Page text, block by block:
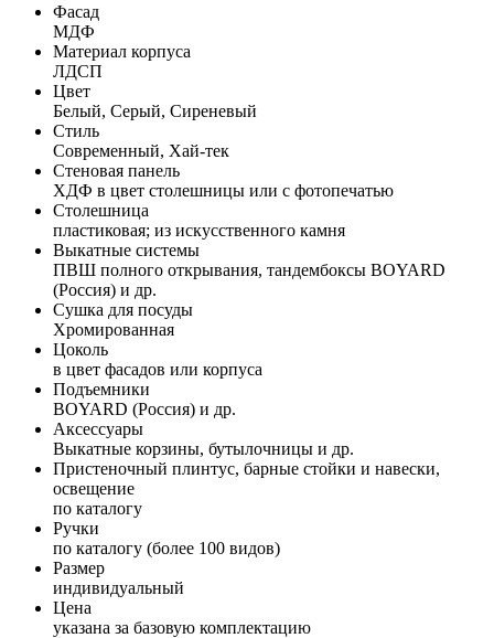
Фасад
МДФ
Материал корпуса
ЛДСП
Цвет
Белый, Серый, Сиреневый
Стиль
Современный, Хай-тек
Стеновая панель
ХДФ в цвет столешницы или с фотопечатью
Столешница
пластиковая; из искусственного камня
Выкатные системы
ПВШ полного открывания, тандембоксы BOYARD
(Россия) и др.
Сушка для посуды
Хромированная
Цоколь
в цвет фасадов или корпуса
Подъемники
BOYARD (Россия) и др.
Аксессуары
Выкатные корзины, бутылочницы и др.
Пристеночный плинтус, барные стойки и навески,
освещение
по каталогу
Ручки
по каталогу (более 100 видов)
Размер
индивидуальный
Цена
указана за базовую комплектацию